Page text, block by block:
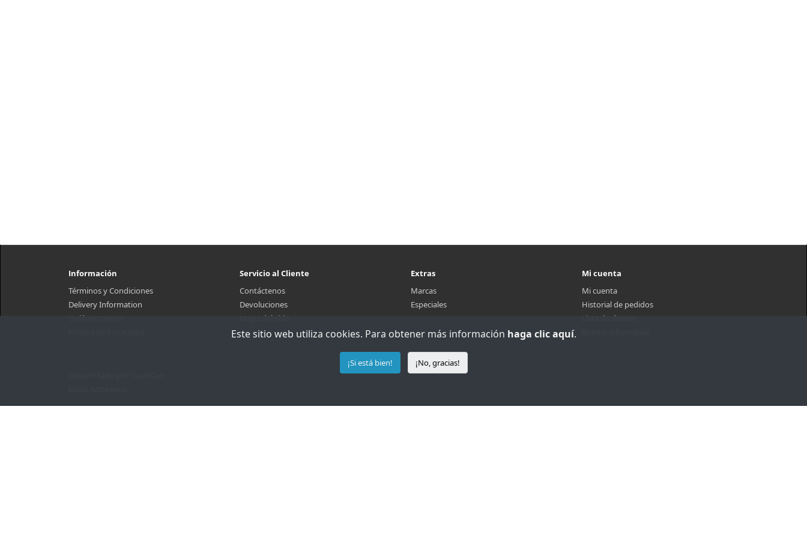
Información
Términos y Condiciones
Delivery Information
Quiénes somos
Servicio al Cliente
Contáctenos
Devoluciones
Mapa del sitio
Extras
Marcas
Especiales
Mi cuenta
Mi cuenta
Historial de pedidos
Lista de deseos
Este sitio web utiliza cookies. Para obtener más información haga clic aquí.
¡Si está bien! ¡No, gracias!